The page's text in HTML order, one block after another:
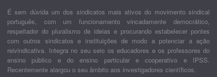
É sem dúvida um dos sindicatos mais ativos do movimento sindical
português, com um funcionamento vincadamente democrático,
respeitador do pluralismo de ideias e procurando estabelecer pontes
com outros sindicatos e instituições de modo a potenciar a ação
reivindicativa. Integra no seu seio os educadores e os professores do
ensino público e do ensino particular e cooperativo e IPSS.
Recentemente alargou o seu âmbito aos investigadores científicos.